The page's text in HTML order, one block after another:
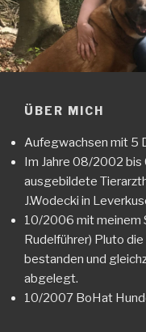
ÜBER MICH
Aufegwachsen mit 5
Im Jahre 08/2002
ausgebildete
J.Wodecki in
10/2006 mit meinem
Rudelführer) Pluto
bestanden und
abgelegt.
10/2007 BoHat